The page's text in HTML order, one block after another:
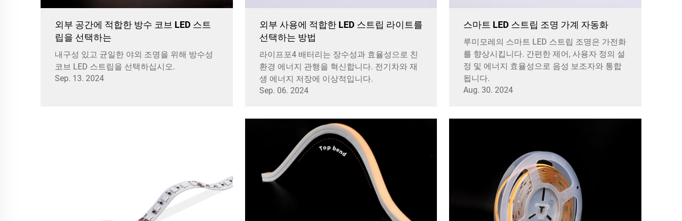
외부 공간에 적합한 방수 코브 LED 스트
립을 선택하는
내구성 있고 균일한 야외 조명을 위해 방수성
코브 LED 스트립을 선택하십시오.
Sep. 13. 2024
외부 사용에 적합한 LED 스트립 라이트를
선택하는 방법
라이프포4 배터리는 장수성과 효율성으로 친
환경 에너지 관행을 혁신합니다. 전기차와 재
생 에너지 저장에 이상적입니다.
Sep. 06. 2024
스마트 LED 스트립 조명 가계 자동화
루미모레의 스마트 LED 스트립 조명은 가전화
를 향상시킵니다. 간편한 제어, 사용자 정의 설
정 및 에너지 효율성으로 음성 보조자와 통합
됩니다.
Aug. 30. 2024